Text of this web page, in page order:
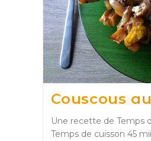
Couscous
Une recette de Temps
Temps de cuisson 45